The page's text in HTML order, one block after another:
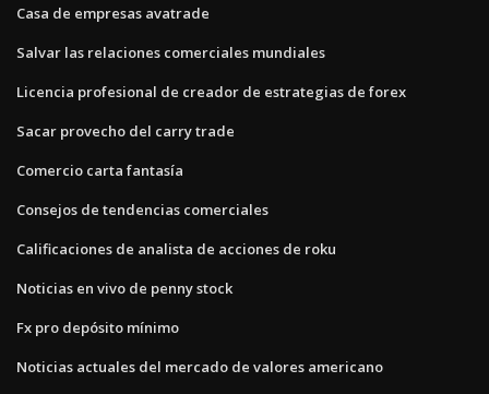
Casa de empresas avatrade
Salvar las relaciones comerciales mundiales
Licencia profesional de creador de estrategias de forex
Sacar provecho del carry trade
Comercio carta fantasía
Consejos de tendencias comerciales
Calificaciones de analista de acciones de roku
Noticias en vivo de penny stock
Fx pro depósito mínimo
Noticias actuales del mercado de valores americano